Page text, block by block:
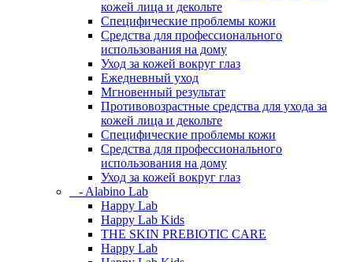
кожей лица и декольте
Специфические проблемы кожи
Средства для профессионального
использования на дому
Уход за кожей вокруг глаз
Ежедневный уход
Мгновенный результат
Противовозрастные средства для ухода за
кожей лица и декольте
Специфические проблемы кожи
Средства для профессионального
использования на дому
Уход за кожей вокруг глаз
- Alabino Lab
Happy Lab
Happy Lab Kids
THE SKIN PREBIOTIC CARE
Happy Lab